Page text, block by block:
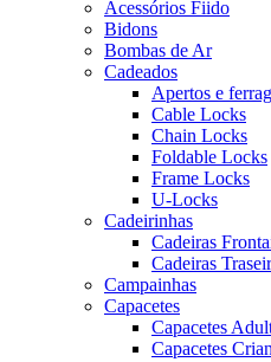
Acessórios Fiido
Bidons
Bombas de Ar
Cadeados
Apertos e
Cable Locks
Chain Locks
Foldable Locks
Frame Locks
U-Locks
Cadeirinhas
Cadeiras
Cadeiras
Campainhas
Capacetes
Capacetes
Capacetes